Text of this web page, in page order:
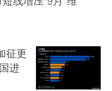
征更
进